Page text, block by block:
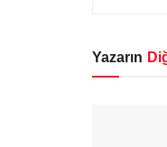
Yazarın